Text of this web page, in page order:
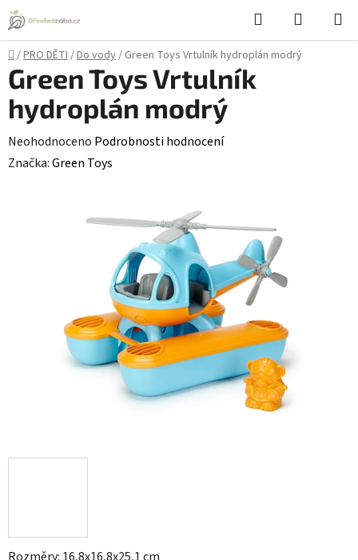
Přejít
na
obsah
Hledat
KOŠÍK
Domů
/PRO DĚTI/Do vody/ Green Toys Vrtulník hydroplán modrý
Green Toys Vrtulník
hydroplán modrý
Průměrné
hodnocení
Neohodnoceno Podrobnosti hodnocení
Značka:Green Toys